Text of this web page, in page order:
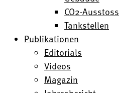
CO2-Ausstoss
Tankstellen
Publikationen
Editorials
Videos
Magazin